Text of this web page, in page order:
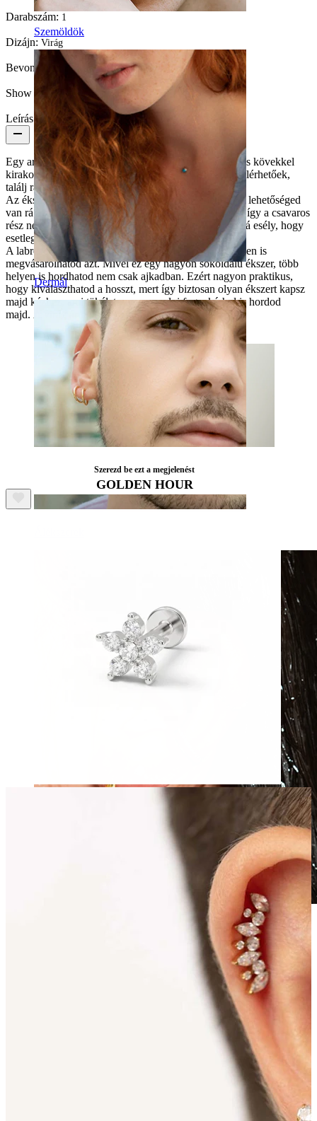
Szemöldök
Dermál
Darabszám: 1
Dizájn: Virág
Bevonatos az ékszer?:Igen, az egész ékszer
Show pair option: Igen
Leírás
Egy aranyos, nőies labretre találtál, amit egy csodás kis kövekkel
kirakott csillag forma díszít. A kövek több színben is elérhetőek,
találj rá kedvencedre.
Az ékszer orvosi acélból készült és belső menetes. Ha lehetőséged
van rá mindig belső menetes piercinget válassz, mivel így a csavaros
rész nem fog közvetlenül áthaladni bőrödön és nincs rá esély, hogy
esetleg felsérti azt.
A labret szárát is testreszabhatod, ugyanis több méretben is
megvásárolhatod azt. Mivel ez egy nagyon sokoldalú ékszer, több
helyen is hordhatod nem csak ajkadban. Ezért nagyon praktikus,
hogy kiválaszthatod a hosszt, mert így biztosan olyan ékszert kapsz
majd kézhez, ami tökéletesen passzolni fog, akárhol is hordod
majd. A virág ármérője 6,4mm.
Szerezd be ezt a megjelenést
GOLDEN HOUR